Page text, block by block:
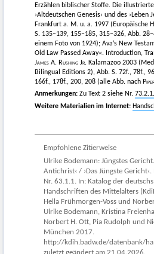
Erzählen biblischer Stoffe. Die
›Altdeutschen Genesis‹ und des ›Leben
Frankfurt a. M. u. a. 1997 (Europäische
S. 135–139, 155–185, 315–326, Abb.
einem Foto von 1924); Ava’s New
Old Law Passed Away«. Introduction,
James A. Rushing Jr. Kalamazoo 2003
Bilingual Editions 2), Abb. S. 72f., 78f.,
166f., 178f., 200, 208 (alle Abb. nach Piper
Anmerkungen: Zu Text 2 siehe Nr. 73.2.1.
Weitere Materialien im Internet:
Empfohlene Zitierweise
Ulrike Bodemann: Jüngstes
Antichrist‹ / ›Das Jüngste
Nr. 63.1.1. In: Katalog der
Handschriften des Mittelalters
Hella Frühmorgen-Voss und
Ulrike Bodemann, Kristina
Norbert H. Ott, Pia Rudolph und
München 2017.
http://kdih.badw.de/datenbank/